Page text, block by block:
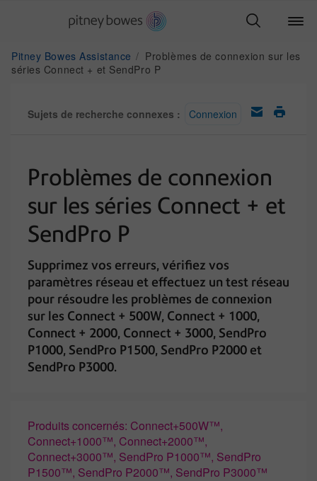
Pitney Bowes Assistance
Problèmes de connexion sur les
séries Connect + et SendPro P
Sujets de recherche connexes : Connexion
Problèmes de connexion
sur les séries Connect + et
SendPro P
Supprimez vos erreurs, vérifiez vos
paramètres réseau et effectuez un test réseau
pour résoudre les problèmes de connexion
sur les Connect + 500W, Connect + 1000,
Connect + 2000, Connect + 3000, SendPro
P1000, SendPro P1500, SendPro P2000 et
SendPro P3000.
Produits concernés: Connect+500W™,
Connect+1000™, Connect+2000™,
Connect+3000™, SendPro P1000™, SendPro
P1500™, SendPro P2000™, SendPro P3000™